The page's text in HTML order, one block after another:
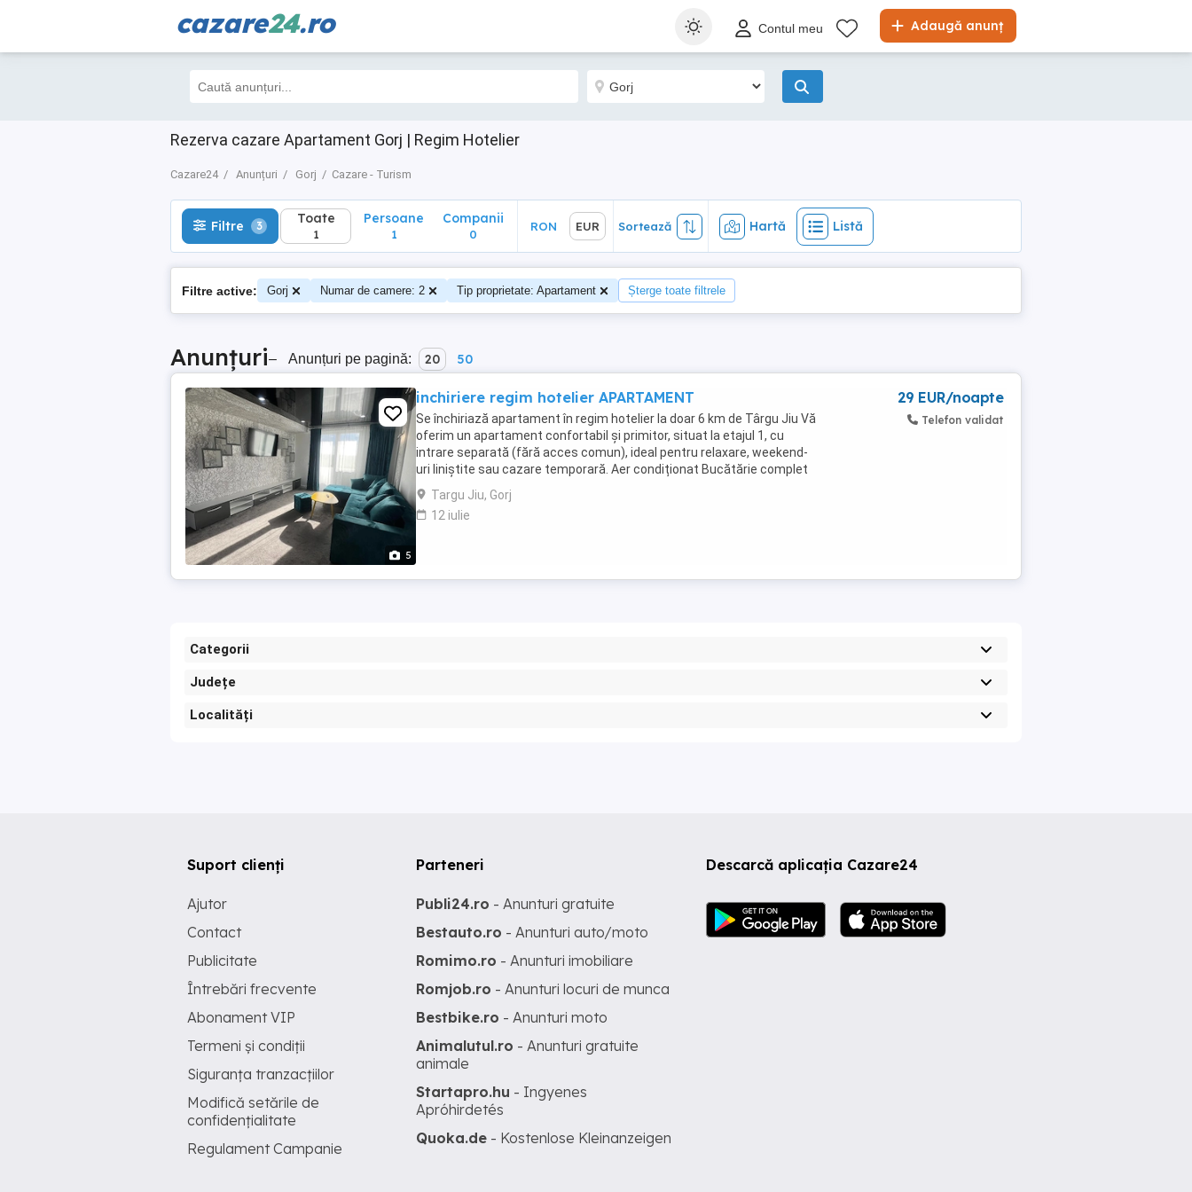
cazare24.ro Adaugă anunț
Contul meu
Rezerva cazare Apartament Gorj | Regim Hotelier
Cazare24 Anunțuri Gorj Cazare - Turism
Filtre 3 Toate
1
Hartă Listă
Filtre 3 Toate
1
Persoane
1
Companii
0
RON EUR Sortează Hartă Listă
Filtre active: Gorj Numar de camere: 2 Tip proprietate: Apartament Șterge toate filtrele
Anunțuri– Anunțuri pe pagină: 20 50
5
inchiriere regim hotelier APARTAMENT
Se închiriază apartament în regim hotelier la doar 6 km de Târgu Jiu Vă
oferim un apartament confortabil și primitor, situat la etajul 1, cu
intrare separată (fără acces comun), ideal pentru relaxare, weekend-
uri liniștite sau cazare temporară. Aer condiționat Bucătărie complet
mobilată și ...
Targu Jiu, Gorj
12 iulie
29 EUR/noapte
Telefon validat
Categorii
Județe
Localități
Descarcă aplicația Cazare24
Suport clienți
Ajutor
Contact
Publicitate
Întrebări frecvente
Abonament VIP
Termeni și condiții
Siguranța tranzacțiilor
Modifică setările de
confidențialitate
Regulament Campanie
Parteneri
Publi24.ro - Anunturi gratuite
Bestauto.ro - Anunturi auto/moto
Romimo.ro - Anunturi imobiliare
Romjob.ro - Anunturi locuri de munca
Bestbike.ro - Anunturi moto
Animalutul.ro - Anunturi gratuite
animale
Startapro.hu - Ingyenes
Apróhirdetés
Quoka.de - Kostenlose Kleinanzeigen